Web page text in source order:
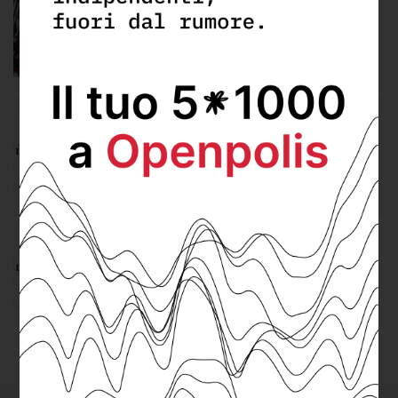
Nel sud ancora pochi servizi di car e
bike sharing
I dati su bike e car sharing in
Sardegna
La mobilità sostenibile degli autobus
in Sardegna
Martedì 25 Maggio 2021